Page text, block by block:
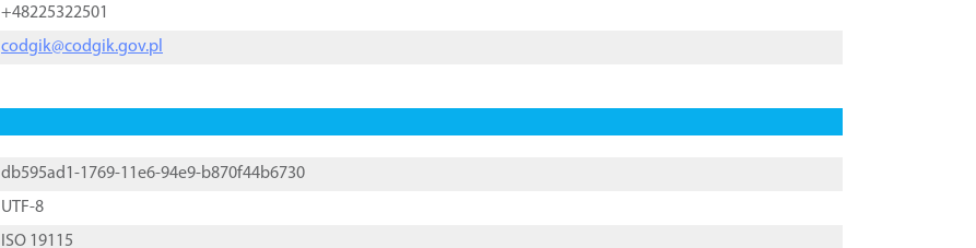
+48225322501
codgik@codgik.gov.pl
db595ad1-1769-11e6-94e9-b870f44b6730
UTF-8
ISO 19115